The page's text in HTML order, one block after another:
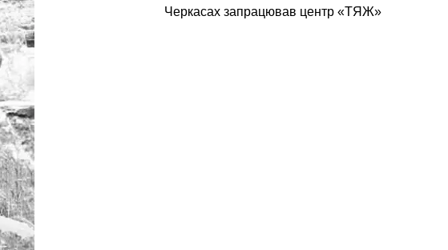
Черкасах запрацював центр «ТЯЖ»